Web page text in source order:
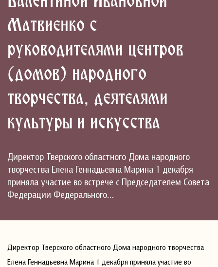
Матвиенко с
руководителями центров
(домов) народного
творчества, деятелями
культуры и искусства
Директор Тверского областного Дома народного
творчества Елена Геннадьевна Марина 1 декабря
приняла участие во встрече с Председателем Совета
Федерации Федерального…
Директор Тверского областного Дома народного творчества
Елена Геннадьевна Марина 1 декабря приняла участие во